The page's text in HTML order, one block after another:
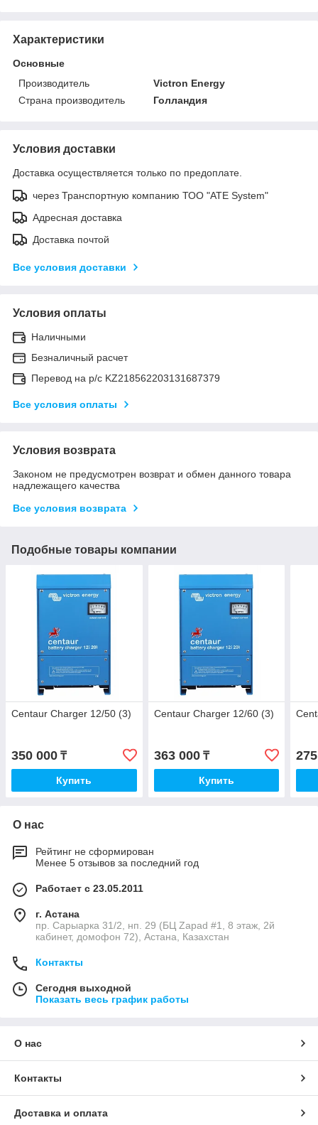
Характеристики
Основные
Производитель
Victron Energy
Страна производитель
Голландия
Условия доставки
Доставка осуществляется только по предоплате.
через Транспортную компанию ТОО "ATE System"
Адресная доставка
Доставка почтой
Все условия доставки
Условия оплаты
Наличными
Безналичный расчет
Перевод на р/с KZ218562203131687379
Все условия оплаты
Условия возврата
Законом не предусмотрен возврат и обмен данного товара
надлежащего качества
Все условия возврата
Подобные товары компании
Centaur Charger 12/50 (3)
350 000 ₸
Купить
Centaur Charger 12/60 (3)
363 000₸
Купить
О нас
Рейтинг не сформирован
Менее 5 отзывов за последний год
Работает с 23.05.2011
г. Астана
пр. Сарыарка 31/2, нп. 29 (БЦ Zapad #1, 8 этаж, 2й
кабинет, домофон 72), Астана, Казахстан
Контакты
Сегодня выходной
Показать весь график работы
О нас
Контакты
Доставка и оплата